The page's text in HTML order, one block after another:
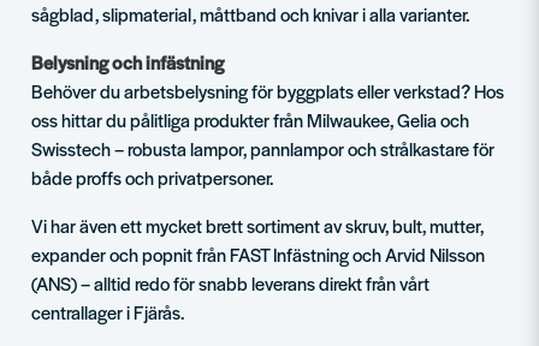
sågblad, slipmaterial, måttband och knivar i alla varianter.
Belysning och infästning
Behöver du arbetsbelysning för byggplats eller verkstad? Hos
oss hittar du pålitliga produkter från Milwaukee, Gelia och
Swisstech – robusta lampor, pannlampor och strålkastare för
både proffs och privatpersoner.
Vi har även ett mycket brett sortiment av skruv, bult, mutter,
expander och popnit från FAST Infästning och Arvid Nilsson
(ANS) – alltid redo för snabb leverans direkt från vårt
centrallager i Fjärås.